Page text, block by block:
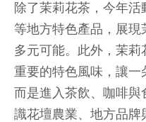
除了茉莉花茶，今年
等地方特色產品，展
多元可能。此外，茉
重要的特色風味，讓一
而是進入茶飲、咖啡
識花壇農業、地方品牌